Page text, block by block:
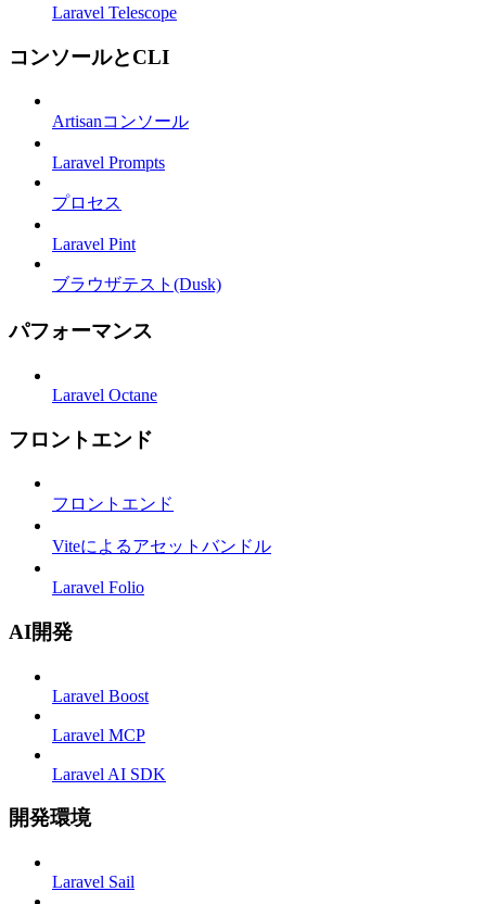
Laravel Telescope
コンソールとCLI
Artisanコンソール
Laravel Prompts
プロセス
Laravel Pint
ブラウザテスト(Dusk)
パフォーマンス
Laravel Octane
フロントエンド
フロントエンド
Viteによるアセットバンドル
Laravel Folio
AI開発
Laravel Boost
Laravel MCP
Laravel AI SDK
開発環境
Laravel Sail